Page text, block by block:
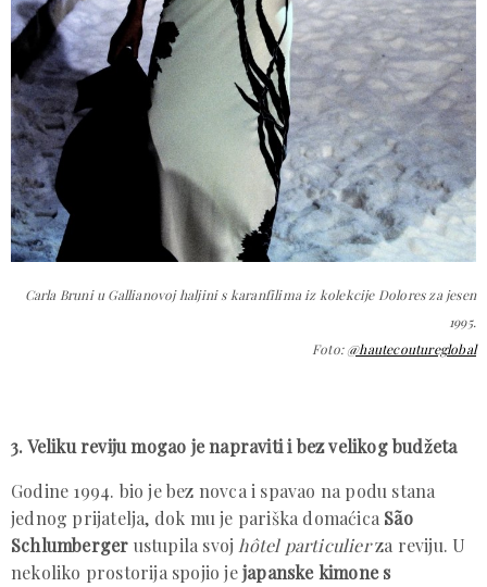
Carla Bruni u Gallianovoj haljini s karanfilima iz kolekcije Doloresza jesen
1995.
Foto:@hautecoutureglobal
3. Veliku reviju mogao je napraviti i bez velikog budžeta
Godine 1994. bio je bez novca i spavao na podu stana
jednog prijatelja, dok mu je pariška domaćica São
Schlumberger ustupila svojhôtel particulierza reviju. U
nekoliko prostorija spojio jejapanske kimone s